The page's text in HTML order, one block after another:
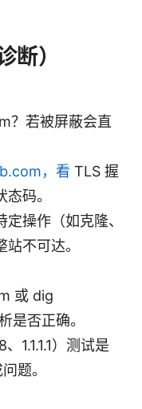
断）
？若被屏蔽会直
，看 TLS 握
码。
操作（如克隆、
不可达。
或 dig
是否正确。
1.1.1.1）测试是
题。